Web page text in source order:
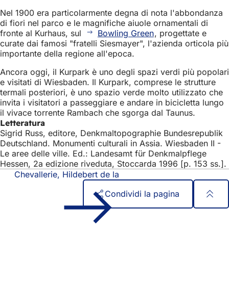
Nel 1900 era particolarmente degna di nota l'abbondanza
di fiori nel parco e le magnifiche aiuole ornamentali di
fronte al Kurhaus, sul
Bowling Green, progettate e
curate dai famosi "fratelli Siesmayer", l'azienda orticola più
importante della regione all'epoca.
Ancora oggi, il Kurpark è uno degli spazi verdi più popolari
e visitati di Wiesbaden. Il Kurpark, comprese le strutture
termali posteriori, è uno spazio verde molto utilizzato che
invita i visitatori a passeggiare e andare in bicicletta lungo
il vivace torrente Rambach che sgorga dal Taunus.
Letteratura
Sigrid Russ, editore, Denkmaltopographie Bundesrepublik
Deutschland. Monumenti culturali in Assia. Wiesbaden II -
Le aree delle ville. Ed.: Landesamt für Denkmalpflege
Hessen, 2a edizione riveduta, Stoccarda 1996 [p. 153 ss.].
Chevallerie, Hildebert de la
Condividi la pagina